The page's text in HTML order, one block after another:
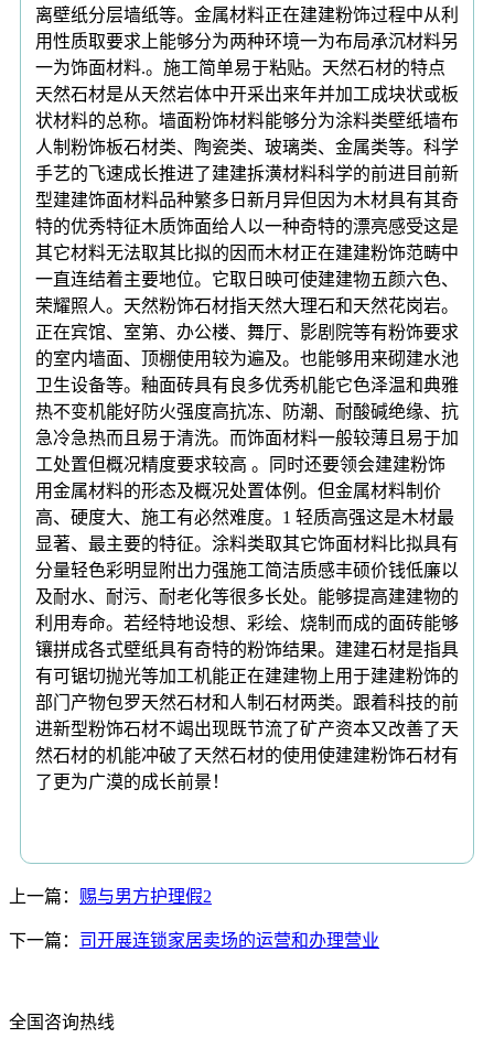
离壁纸分层墙纸等。金属材料正在建建粉饰过程中从利
用性质取要求上能够分为两种环境一为布局承沉材料另
一为饰面材料.。施工简单易于粘贴。天然石材的特点
天然石材是从天然岩体中开采出来年并加工成块状或板
状材料的总称。墙面粉饰材料能够分为涂料类壁纸墙布
人制粉饰板石材类、陶瓷类、玻璃类、金属类等。科学
手艺的飞速成长推进了建建拆潢材料科学的前进目前新
型建建饰面材料品种繁多日新月异但因为木材具有其奇
特的优秀特征木质饰面给人以一种奇特的漂亮感受这是
其它材料无法取其比拟的因而木材正在建建粉饰范畴中
一直连结着主要地位。它取日映可使建建物五颜六色、
荣耀照人。天然粉饰石材指天然大理石和天然花岗岩。
正在宾馆、室第、办公楼、舞厅、影剧院等有粉饰要求
的室内墙面、顶棚使用较为遍及。也能够用来砌建水池
卫生设备等。釉面砖具有良多优秀机能它色泽温和典雅
热不变机能好防火强度高抗冻、防潮、耐酸碱绝缘、抗
急冷急热而且易于清洗。而饰面材料一般较薄且易于加
工处置但概况精度要求较高 。同时还要领会建建粉饰
用金属材料的形态及概况处置体例。但金属材料制价
高、硬度大、施工有必然难度。1 轻质高强这是木材最
显著、最主要的特征。涂料类取其它饰面材料比拟具有
分量轻色彩明显附出力强施工简洁质感丰硕价钱低廉以
及耐水、耐污、耐老化等很多长处。能够提高建建物的
利用寿命。若经特地设想、彩绘、烧制而成的面砖能够
镶拼成各式壁纸具有奇特的粉饰结果。建建石材是指具
有可锯切抛光等加工机能正在建建物上用于建建粉饰的
部门产物包罗天然石材和人制石材两类。跟着科技的前
进新型粉饰石材不竭出现既节流了矿产资本又改善了天
然石材的机能冲破了天然石材的使用使建建粉饰石材有
了更为广漠的成长前景！
上一篇： 赐与男方护理假2
下一篇： 司开展连锁家居卖场的运营和办理营业
全国咨询热线